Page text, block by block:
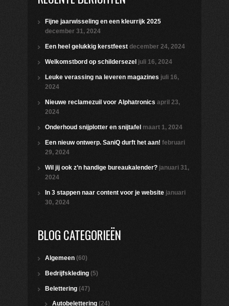
Fijne jaarwisseling en een kleurrijk 2025
december 31, 2024
Een heel gelukkig kerstfeest december 24, 2024
Welkomstbord op schildersezel juli 16, 2024
Leuke verassing na leveren magazines juli 16,
2024
Nieuwe reclamezuil voor Alphatronics april 23,
2024
Onderhoud snijplotter en snijtafel maart 1, 2024
Een nieuw ontwerp. SaniQ durft het aan! februari
29, 2024
Wil jij ook z’n handige bureaukalender? januari 31,
2024
In 3 stappen naar content voor je website januari
30, 2024
BLOG CATEGORIEËN
Algemeen (60)
Bedrijfskleding (5)
Belettering (47)
Autobelettering (24)